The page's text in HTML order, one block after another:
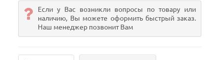
Если у Вас возникли вопросы по товару или
наличию, Вы можете оформить быстрый заказ.
Наш менеджер позвонит Вам